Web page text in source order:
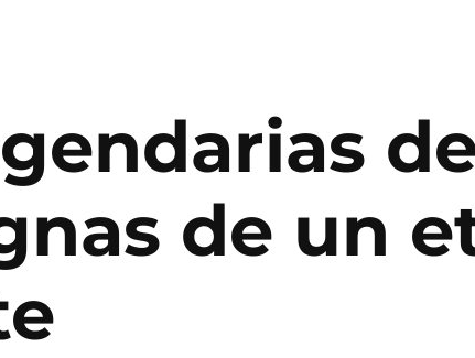
de un